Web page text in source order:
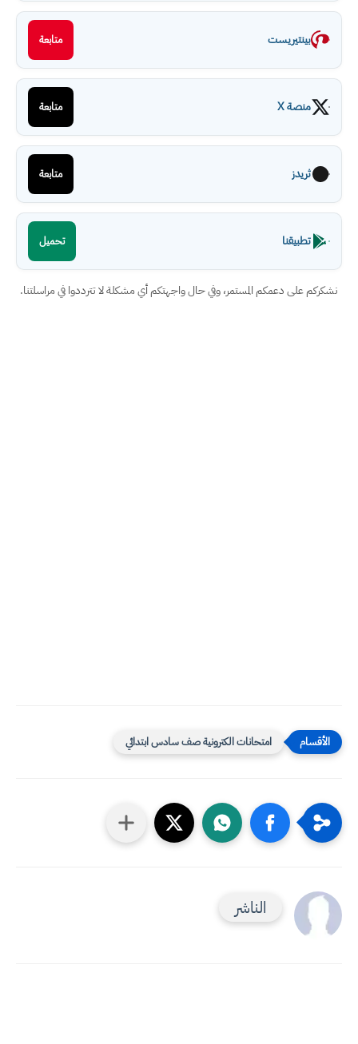
بينتيريست متابعة
منصة X متابعة
ثريدز متابعة
تطبيقنا تحميل
نشكركم على دعمكم المستمر، وفي حال واجهتكم أي مشكلة لا تترددوا في مراسلتنا.
امتحانات الكترونية صف سادس ابتدائي
الناشر